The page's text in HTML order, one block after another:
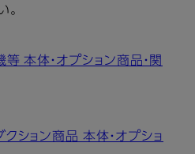
。
本体・オプション商品・関
ション商品 本体・オプショ